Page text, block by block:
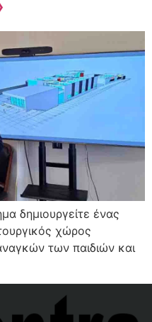
δημιουργείτε ένας
χώρος
των παιδιών και